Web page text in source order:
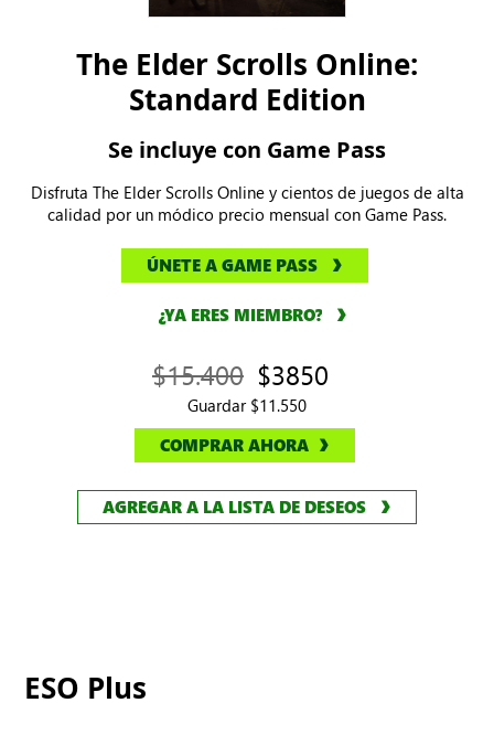
The Elder Scrolls Online:
Standard Edition
Se incluye con Game Pass
Disfruta The Elder Scrolls Online y cientos de juegos de alta
calidad por un módico precio mensual con Game Pass.
ÚNETE A GAME PASS
¿YA ERES MIEMBRO?
$15.400 $3850
Guardar $11.550
COMPRAR AHORA
AGREGAR A LA LISTA DE DESEOS
ESO Plus